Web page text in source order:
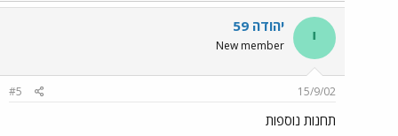
י יהודה 59
New member
15/9/02
#5
תחנות נוספות